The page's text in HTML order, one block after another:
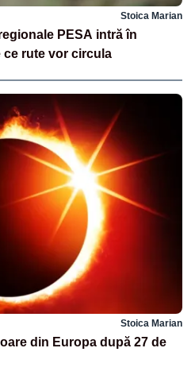
Stoica Marian
PESA intră în
ce rute vor circula
Stoica Marian
din Europa după 27 de